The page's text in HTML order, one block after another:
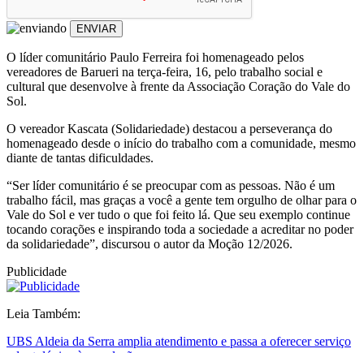
ENVIAR
O líder comunitário Paulo Ferreira foi homenageado pelos
vereadores de Barueri na terça-feira, 16, pelo trabalho social e
cultural que desenvolve à frente da Associação Coração do Vale do
Sol.
O vereador Kascata (Solidariedade) destacou a perseverança do
homenageado desde o início do trabalho com a comunidade, mesmo
diante de tantas dificuldades.
“Ser líder comunitário é se preocupar com as pessoas. Não é um
trabalho fácil, mas graças a você a gente tem orgulho de olhar para o
Vale do Sol e ver tudo o que foi feito lá. Que seu exemplo continue
tocando corações e inspirando toda a sociedade a acreditar no poder
da solidariedade”, discursou o autor da Moção 12/2026.
Publicidade
Leia Também:
UBS Aldeia da Serra amplia atendimento e passa a oferecer serviço